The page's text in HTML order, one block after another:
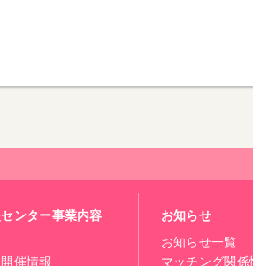
ンター事業内容
催情報
お知らせ
お知らせ一覧
マッチング関係